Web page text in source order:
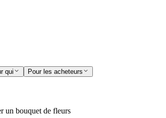
qui
Pour les acheteurs
un bouquet de fleurs